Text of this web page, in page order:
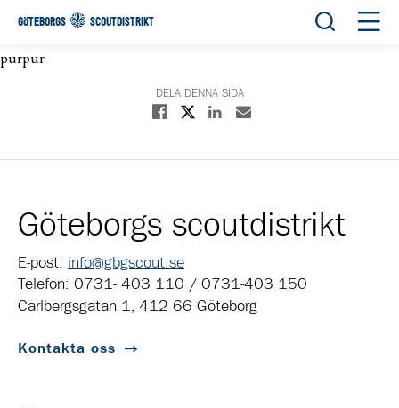
GÖTEBORGS SCOUTDISTRIKT Öppna
purpur
DELA DENNA SIDA
Dela på Facebook
Dela på XDela på Linkedin
Dela med E-post
Göteborgs scoutdistrikt
E-post: info@gbgscout.se
Telefon: 0731- 403 110 / 0731-403 150
Carlbergsgatan 1, 412 66 Göteborg
Kontakta oss